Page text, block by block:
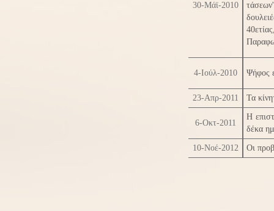
30-Μάϊ-2010
4-Ιούλ-2010 Ψήφος
23-Απρ-2011 Τα
6-Οκτ-2011
Η
δέκα
10-Νοέ-2012 Οι